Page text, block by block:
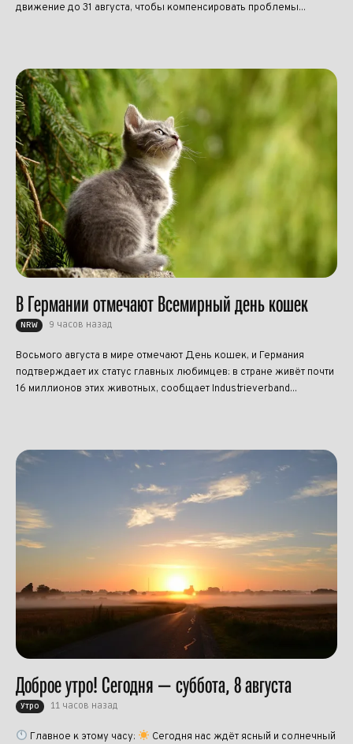
движение до 31 августа, чтобы компенсировать проблемы...
В Германии отмечают Всемирный день кошек
NRW 9 часов назад
Восьмого августа в мире отмечают День кошек, и Германия
подтверждает их статус главных любимцев: в стране живёт почти
16 миллионов этих животных, сообщает Industrieverband...
Доброе утро! Сегодня — суббота, 8 августа
Утро 11 часов назад
Главное к этому часу:
Сегодня нас ждёт ясный и солнечный